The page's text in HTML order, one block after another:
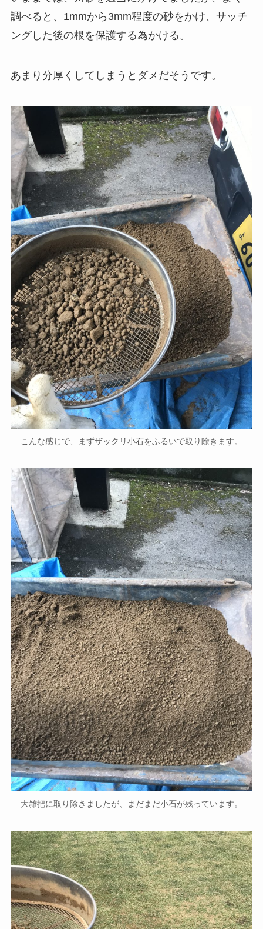
調べると、1mmから3mm程度の砂をかけ、サッチ
ングした後の根を保護する為かける。
あまり分厚くしてしまうとダメだそうです。
こんな感じで、まずザックリ小石をふるいで取り除きます。
大雑把に取り除きましたが、まだまだ小石が残っています。